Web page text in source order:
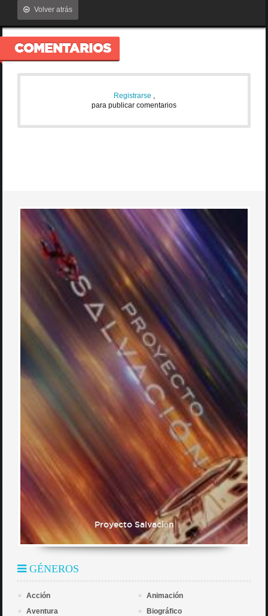
Volver atrás
COMENTARIOS
Registrarse ,
para publicar comentarios
Proyecto Salvación
GÉNEROS
Acción
Animación
Aventura
Biográfico